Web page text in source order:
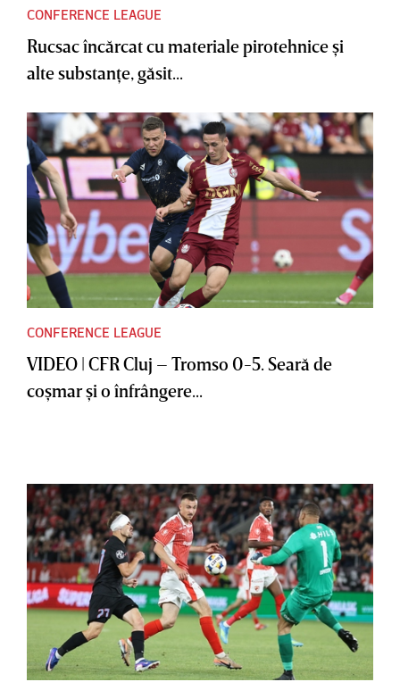
CONFERENCE LEAGUE
Rucsac încărcat cu materiale pirotehnice şi
alte substanţe, găsit...
CONFERENCE LEAGUE
VIDEO | CFR Cluj – Tromso 0-5. Seară de
coşmar şi o înfrângere...